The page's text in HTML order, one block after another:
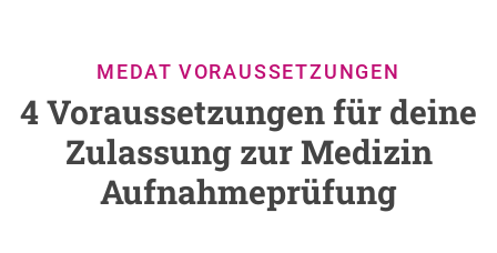
MEDAT VORAUSSETZUNGEN
4 Voraussetzungen für deine
Zulassung zur Medizin
Aufnahmeprüfung